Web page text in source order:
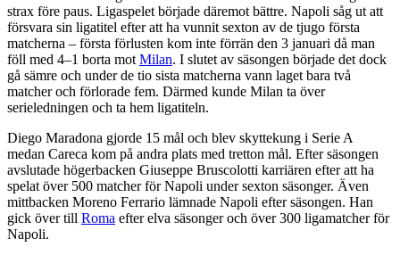
strax före paus. Ligaspelet började däremot bättre. Napoli såg ut att
försvara sin ligatitel efter att ha vunnit sexton av de tjugo första
matcherna – första förlusten kom inte förrän den 3 januari då man
föll med 4–1 borta mot Milan. I slutet av säsongen började det dock
gå sämre och under de tio sista matcherna vann laget bara två
matcher och förlorade fem. Därmed kunde Milan ta över
serieledningen och ta hem ligatiteln.
Diego Maradona gjorde 15 mål och blev skyttekung i Serie A
medan Careca kom på andra plats med tretton mål. Efter säsongen
avslutade högerbacken Giuseppe Bruscolotti karriären efter att ha
spelat över 500 matcher för Napoli under sexton säsonger. Även
mittbacken Moreno Ferrario lämnade Napoli efter säsongen. Han
gick över till Roma efter elva säsonger och över 300 ligamatcher för
Napoli.